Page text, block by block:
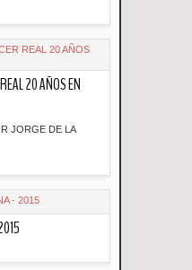
20 AÑOS EN
JORGE DE LA